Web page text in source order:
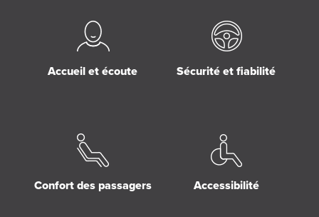
Accueil et écoute Sécurité et fiabilité
Confort des passagers Accessibilité